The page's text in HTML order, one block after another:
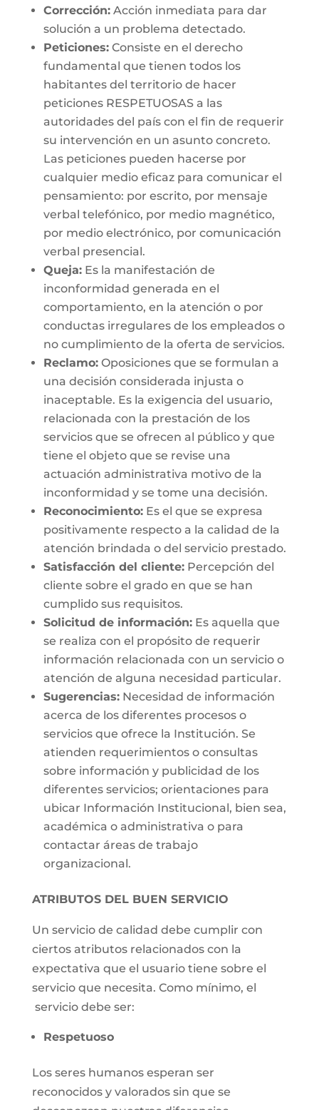
Corrección:Acción inmediata para dar
solución a un problema detectado.
Peticiones:Consiste en el derecho
fundamental que tienen todos los
habitantes del territorio de hacer
peticiones RESPETUOSAS a las
autoridades del país con el fin de requerir
su intervención en un asunto concreto.
Las peticiones pueden hacerse por
cualquier medio eficaz para comunicar el
pensamiento: por escrito, por mensaje
verbal telefónico, por medio magnético,
por medio electrónico, por comunicación
verbal presencial.
Queja:Es la manifestación de
inconformidad generada en el
comportamiento, en la atención o por
conductas irregulares de los empleados o
no cumplimiento de la oferta de servicios.
Reclamo:Oposiciones que se formulan a
una decisión considerada injusta o
inaceptable. Es la exigencia del usuario,
relacionada con la prestación de los
servicios que se ofrecen al público y que
tiene el objeto que se revise una
actuación administrativa motivo de la
inconformidad y se tome una decisión.
Reconocimiento:Es el que se expresa
positivamente respecto a la calidad de la
atención brindada o del servicio prestado.
Satisfacción del cliente:Percepción del
cliente sobre el grado en que se han
cumplido sus requisitos.
Solicitud de información:Es aquella que
se realiza con el propósito de requerir
información relacionada con un servicio o
atención de alguna necesidad particular.
Sugerencias:Necesidad de información
acerca de los diferentes procesos o
servicios que ofrece la Institución. Se
atienden requerimientos o consultas
sobre información y publicidad de los
diferentes servicios; orientaciones para
ubicar Información Institucional, bien sea,
académica o administrativa o para
contactar áreas de trabajo
organizacional.
ATRIBUTOS DEL BUEN SERVICIO
Un servicio de calidad debe cumplir con
ciertos atributos relacionados con la
expectativa que el usuario tiene sobre el
servicio que necesita. Como mínimo, el
servicio debe ser:
Respetuoso
Los seres humanos esperan ser
reconocidos y valorados sin que se